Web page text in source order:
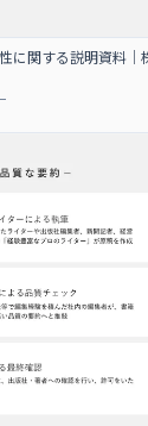
に関する説明資料｜